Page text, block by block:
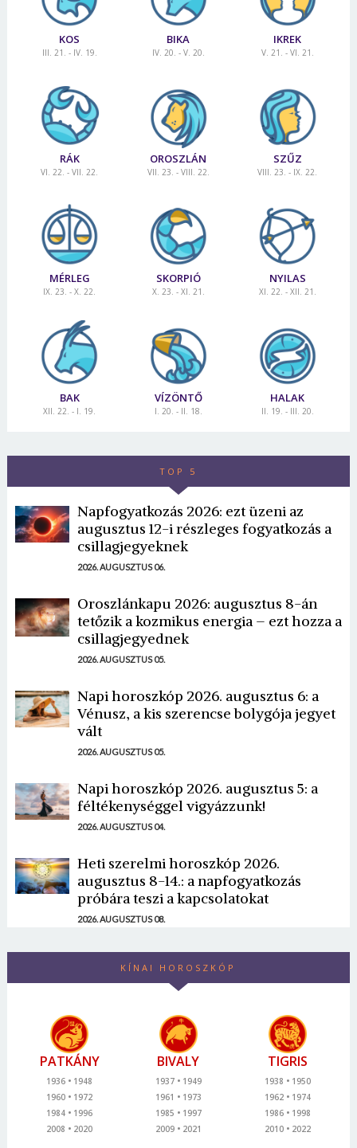
KOS
III. 21. - IV. 19.
BIKA
IV. 20. - V. 20.
IKREK
V. 21. - VI. 21.
RÁK
VI. 22. - VII. 22.
OROSZLÁN
VII. 23. - VIII. 22.
SZŰZ
VIII. 23. - IX. 22.
MÉRLEG
IX. 23. - X. 22.
SKORPIÓ
X. 23. - XI. 21.
NYILAS
XI. 22. - XII. 21.
BAK
XII. 22. - I. 19.
VÍZÖNTŐ
I. 20. - II. 18.
HALAK
II. 19. - III. 20.
TOP 5
Napfogyatkozás 2026: ezt üzeni az
augusztus 12-i részleges fogyatkozás a
csillagjegyeknek
2026. AUGUSZTUS 06.
Oroszlánkapu 2026: augusztus 8-án
tetőzik a kozmikus energia – ezt hozza a
csillagjegyednek
2026. AUGUSZTUS 05.
Napi horoszkóp 2026. augusztus 6: a
Vénusz, a kis szerencse bolygója jegyet
vált
2026. AUGUSZTUS 05.
Napi horoszkóp 2026. augusztus 5: a
féltékenységgel vigyázzunk!
2026. AUGUSZTUS 04.
Heti szerelmi horoszkóp 2026.
augusztus 8-14.: a napfogyatkozás
próbára teszi a kapcsolatokat
2026. AUGUSZTUS 08.
KÍNAI HOROSZKÓP
PATKÁNY
1936
1948
1960
1972
1984
1996
2008
2020
BIVALY
1937
1949
1961
1973
1985
1997
2009
2021
TIGRIS
1938
1950
1962
1974
1986
1998
2010
2022